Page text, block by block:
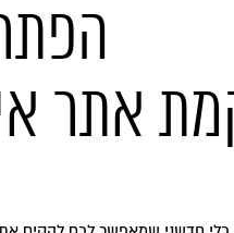
אתר